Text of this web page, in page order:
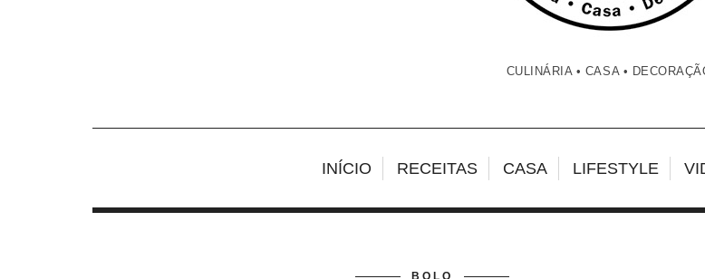
CULINÁRIA • CASA •
INÍCIO RECEITAS CASA LIFESTYLE
BOLO